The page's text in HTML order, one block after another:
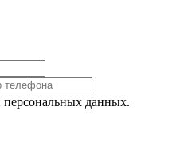
персональных данных.